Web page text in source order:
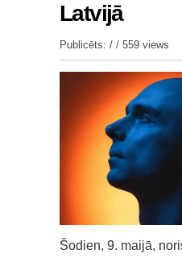
Latvijā
Publicēts: / / 559 views
Šodien, 9. maijā,